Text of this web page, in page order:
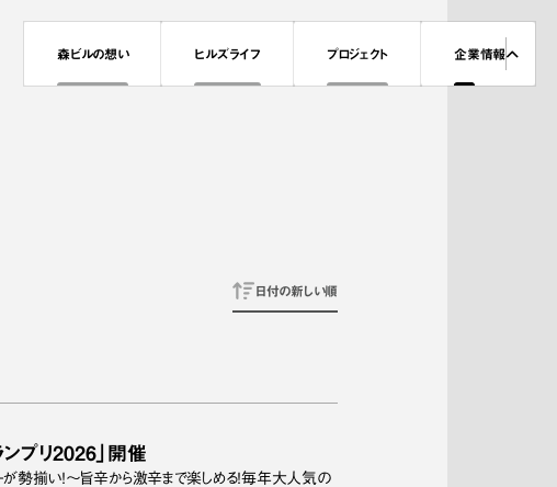
森ビルの想い ヒルズライフ プロジェクト 企業情報
日付の新しい順
ンプリ2026」開催
勢揃い！～旨辛から激辛まで楽しめる！毎年大人気の